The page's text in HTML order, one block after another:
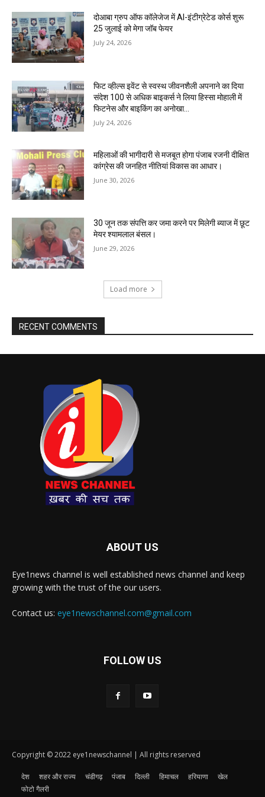
दोआबा ग्रुप ऑफ कॉलेजेज में AI-इंटीग्रेटेड कोर्स शुरू
25 जुलाई को मेगा जॉब फेयर
July 24, 2026
फिट व्हील्स इवेंट से स्वस्थ जीवनशैली अपनाने का दिया
संदेश 100 से अधिक बाइकर्स ने लिया हिस्सा मोहाली में
फिटनेस और बाइकिंग का अनोखा...
July 24, 2026
महिलाओं की भागीदारी से मजबूत होगा पंजाब रजनी दीक्षित
कांग्रेस की जनहित नीतियां विकास का आधार।
June 30, 2026
30 जून तक संपत्ति कर जमा करने पर मिलेगी ब्याज में छूट
मेयर श्यामलाल बंसल।
June 29, 2026
Load more
RECENT COMMENTS
ABOUT US
Eye1news channel is well established news channel and keep
growing with the trust of the our users.
Contact us: eye1newschannel.com@gmail.com
FOLLOW US
Copyright © 2022 eye1newschannel | All rights reserved
देश शहर और राज्य चंडीगढ़ पंजाब दिल्ली हिमाचल हरियाणा
खेल
फोटो गैलरी